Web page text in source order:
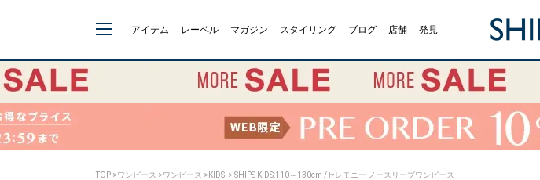
アイテム レーベル マガジン スタイリング ブログ 店舗 発見
TOP >ワンピース >ワンピース > KIDS > SHIPS KIDS:110～130cm /セレモニー ノースリーブワンピース